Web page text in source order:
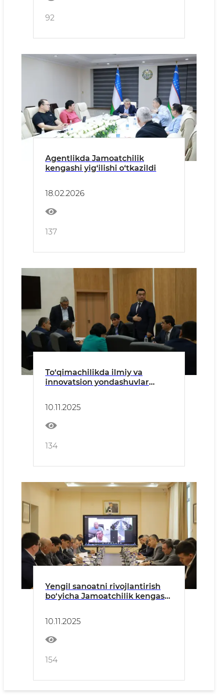
92
Agentlikda Jamoatchilik
kengashi yig‘ilishi o‘tkazildi
18.02.2026
137
To‘qimachilikda ilmiy va
innovatsion yondashuvlar
10.11.2025
134
Yengil sanoatni rivojlantirish
bo‘yicha Jamoatchilik kengashi
10.11.2025
154